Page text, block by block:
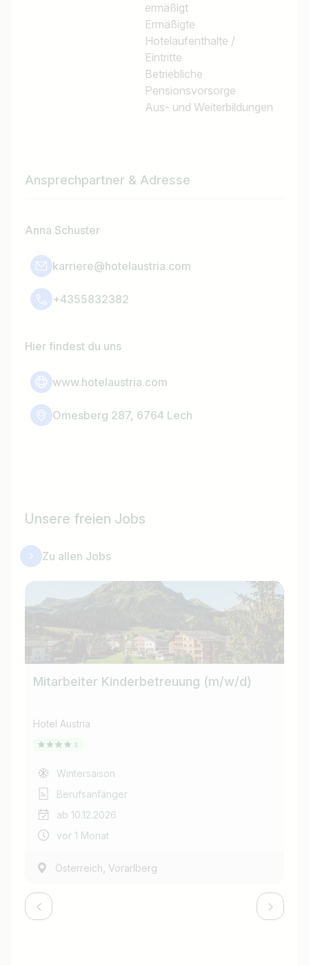
ermäßigt
Ermäßigte
Hotelaufenthalte /
Eintritte
Betriebliche
Pensionsvorsorge
Aus- und Weiterbildungen
Ansprechpartner & Adresse
Anna Schuster
karriere@hotelaustria.com
+4355832382
Hier findest du uns
www.hotelaustria.com
Omesberg 287, 6764 Lech
Unsere freien Jobs
Zu allen Jobs
Mitarbeiter Kinderbetreuung (m/w/d)
Hotel Austria
Wintersaison
Berufsanfänger
ab 10.12.2026
vor 1 Monat
Österreich, Vorarlberg